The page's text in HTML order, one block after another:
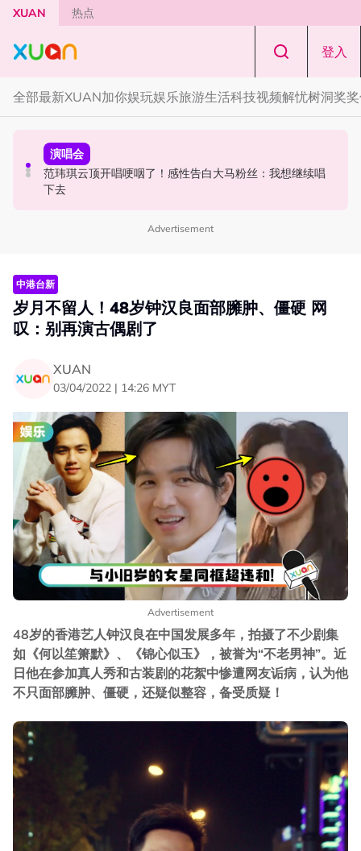
Skip to main content
XUAN 热点
登入
全部最新XUAN加你娱玩娱乐旅游生活科技视频解忧树洞奖
国际星闻
BLACKPINK十周年活动被批太仓促！Jisoo罕见哭泣 当众
落泪道歉！
演唱会
范玮琪云顶演唱会5大看点！走下台与双胞胎儿子飞飞、翔
翔互动
演唱会
范玮琪云顶开唱哽咽了！感性告白大马粉丝：我想继续唱
下去
Advertisement
中港台新
岁月不留人！48岁钟汉良面部臃肿、僵硬 网
叹：别再演古偶剧了
XUAN
03/04/2022 | 14:26 MYT
Advertisement
48岁的香港艺人钟汉良在中国发展多年，拍摄了不少剧集
如《何以笙箫默》、《锦心似玉》，被誉为“不老男神”。近
日他在参加真人秀和古装剧的花絮中惨遭网友诟病，认为他
不只面部臃肿、僵硬，还疑似整容，备受质疑！